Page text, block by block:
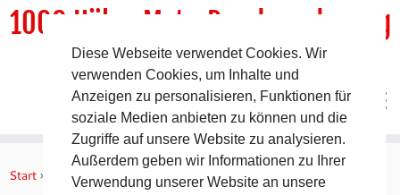
Inhalt
1000 HöhenMeterRundwanderweg
DER Rundwanderweg um Pommelsbrunn
Start » historische Filme Deutschland
Diese Webseite verwendet Cookies. Wir
verwenden Cookies, um Inhalte und
Anzeigen zu personalisieren, Funktionen für
soziale Medien anbieten zu können und die
Zugriffe auf unsere Website zu analysieren.
Außerdem geben wir Informationen zu Ihrer
Verwendung unserer Website an unsere